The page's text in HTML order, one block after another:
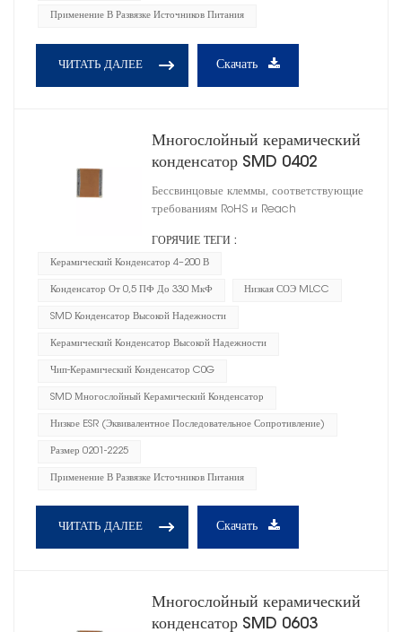
Применение В Развязке Источников Питания
ЧИТАТЬ ДАЛЕЕ Скачать
Многослойный керамический
конденсатор SMD 0402
Бессвинцовые клеммы, соответствующие
требованиям RoHS и Reach
ГОРЯЧИЕ ТЕГИ :
Керамический Конденсатор 4–200 В
Конденсатор От 0,5 ПФ До 330 МкФ Низкая СОЭ MLCC
SMD Конденсатор Высокой Надежности
Керамический Конденсатор Высокой Надежности
Чип-Керамический Конденсатор C0G
SMD Многослойный Керамический Конденсатор
Низкое ESR (эквивалентное Последовательное Сопротивление)
Размер 0201-2225
Применение В Развязке Источников Питания
ЧИТАТЬ ДАЛЕЕ Скачать
Многослойный керамический
конденсатор SMD 0603